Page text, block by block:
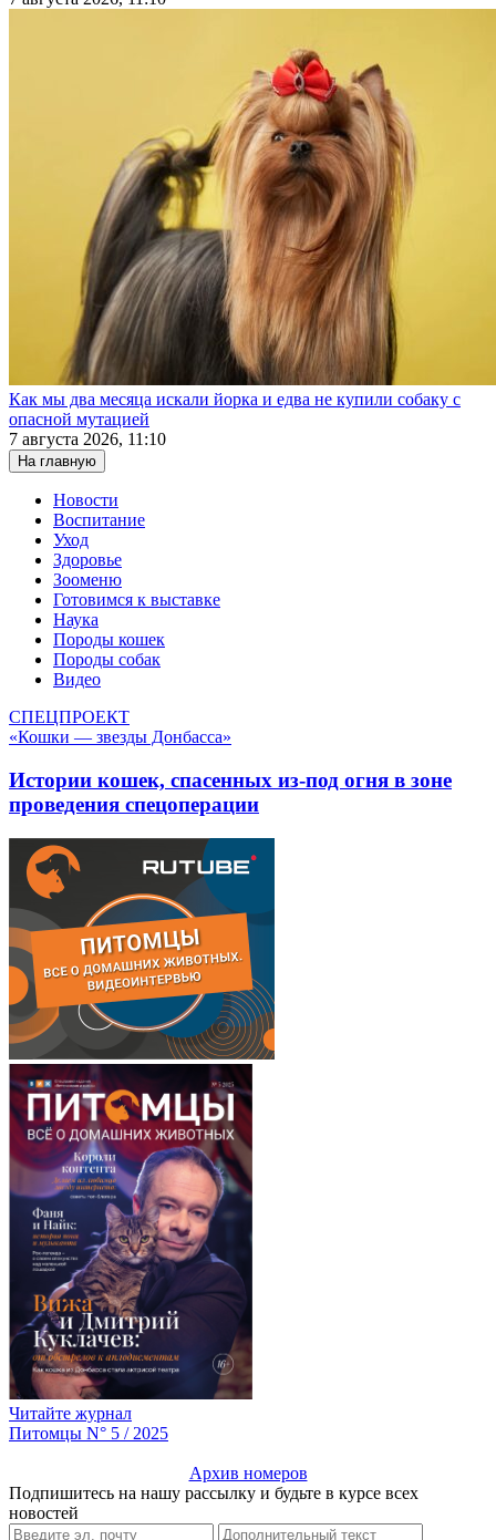
Как мы два месяца искали йорка и едва не купили собаку с
опасной мутацией
7 августа 2026, 11:10
На главную
Новости
Воспитание
Уход
Здоровье
Зооменю
Готовимся к выставке
Наука
Породы кошек
Породы собак
Видео
СПЕЦПРОЕКТ
«Кошки — звезды Донбасса»
Истории кошек, спасенных из-под огня в зоне
проведения спецоперации
Читайте журнал
Питомцы N° 5 / 2025
Архив номеров
Подпишитесь на нашу рассылку и будьте в курсе всех
новостей